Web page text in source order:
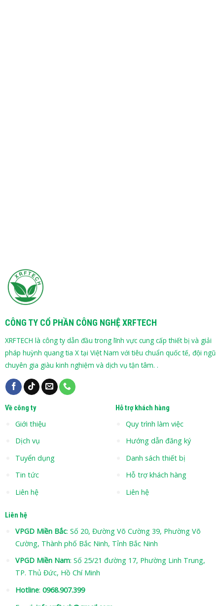
CÔNG TY CỔ PHẦN CÔNG NGHỆ XRFTECH
XRFTECH là công ty dẫn đầu trong lĩnh vực cung cấp thiết bị và giải
pháp huỳnh quang tia X tại Việt Nam với tiêu chuẩn quốc tế, đội ngũ
chuyên gia giàu kinh nghiệm và dịch vụ tận tâm. .
Về công ty
Giới thiệu
Dịch vụ
Tuyển dụng
Tin tức
Liên hệ
Hỗ trợ khách hàng
Quy trình làm việc
Hướng dẫn đăng ký
Danh sách thiết bị
Hỗ trợ khách hàng
Liên hệ
Liên hệ
VPGD Miền Bắc: Số 20, Đường Võ Cường 39, Phường Võ
Cường, Thành phố Bắc Ninh, Tỉnh Bắc Ninh
VPGD Miền Nam: Số 25/21 đường 17, Phường Linh Trung,
TP. Thủ Đức, Hồ Chí Minh
Hotline: 0968.907.399